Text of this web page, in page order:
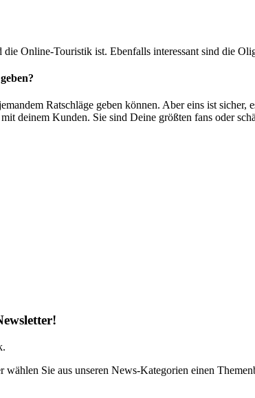
Online-Touristik ist. Ebenfalls interessant sind die
Ratschläge geben können. Aber eins ist
deinem Kunden. Sie sind Deine größten fans oder
wählen Sie aus unseren News-Kategorien einen